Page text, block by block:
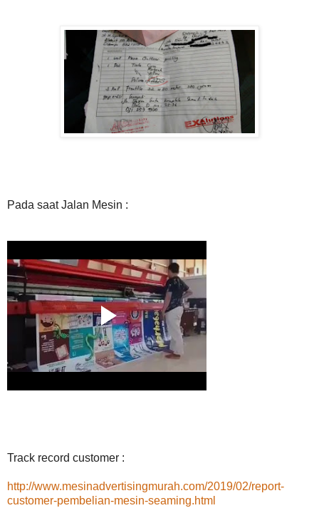
Pada saat Jalan Mesin :
Track record customer :
http://www.mesinadvertisingmurah.com/2019/02/report-
customer-pembelian-mesin-seaming.html